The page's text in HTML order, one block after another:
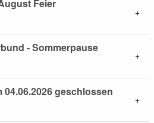
Feier
- Sommerpause
04.06.2026 geschlossen